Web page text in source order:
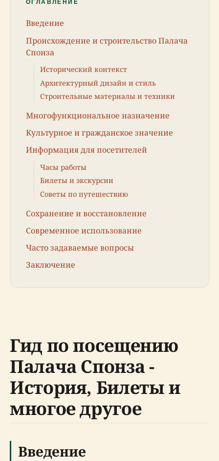
ОГЛАВЛЕНИЕ
Введение
Происхождение и строительство Палача
Спонза
Исторический контекст
Архитектурный дизайн и стиль
Строительные материалы и техники
Многофункциональное назначение
Культурное и гражданское значение
Информация для посетителей
Часы работы
Билеты и экскурсии
Советы по путешествию
Сохранение и восстановление
Современное использование
Часто задаваемые вопросы
Заключение
Гид по посещению
Палача Спонза -
История, Билеты и
многое другое
Введение